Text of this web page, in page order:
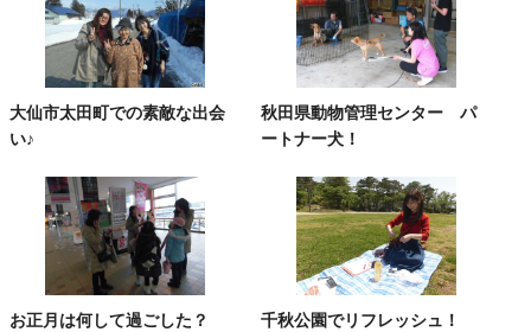
大仙市太田町での素敵な出会
い♪
秋田県動物管理センター パ
ートナー犬！
お正月は何して過ごした？ 千秋公園でリフレッシュ！